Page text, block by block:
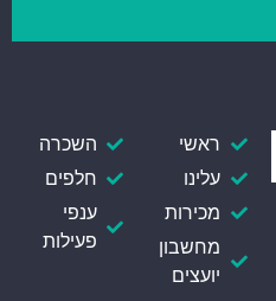
ראשי
עלינו
מכירות
מחשבון
יועצים
השכרה
חלפים
ענפי
פעילות